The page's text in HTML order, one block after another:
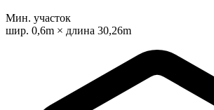
Мин. участок
шир. 0,6m × длина 30,26m